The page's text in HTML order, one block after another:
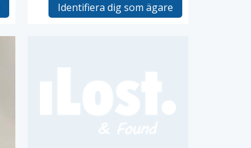
Identifiera dig som ägare